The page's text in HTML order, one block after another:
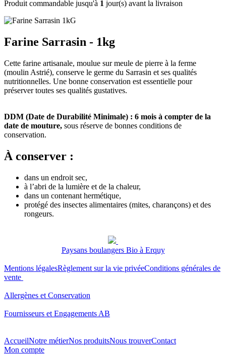
Produit commandable jusqu'à 1 jour(s) avant la livraison
Farine Sarrasin - 1kg
Cette farine artisanale, moulue sur meule de pierre à la ferme
(moulin Astrié), conserve le germe du Sarrasin et ses qualités
nutritionnelles. Une bonne conservation est essentielle pour
préserver toutes ses qualités gustatives.
DDM (Date de Durabilité Minimale) : 6 mois à compter de la
date de mouture, sous réserve de bonnes conditions de
conservation.
À conserver :
dans un endroit sec,
à l’abri de la lumière et de la chaleur,
dans un contenant hermétique,
protégé des insectes alimentaires (mites, charançons) et des
rongeurs.
Paysans boulangers Bio à Erquy
Mentions légalesRèglement sur la vie privéeConditions générales de
vente
Allergènes et Conservation
Fournisseurs et Engagements AB
AccueilNotre métierNos produitsNous trouverContact
Mon compte